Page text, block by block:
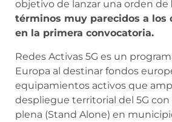
objetivo de lanzar una orden de
términos muy parecidos a los
en la primera convocatoria.
Redes Activas 5G es un
Europa al destinar fondos
equipamientos activos que
despliegue territorial del 5G
plena (Stand Alone) en